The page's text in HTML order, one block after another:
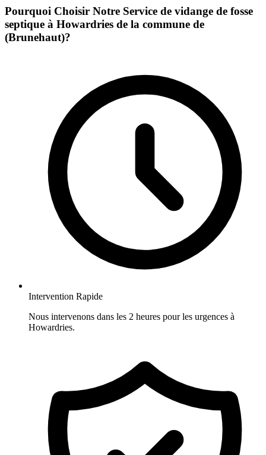
Pourquoi Choisir Notre Service de vidange de fosse
septique à Howardries de la commune de
(Brunehaut)?
Intervention Rapide
Nous intervenons dans les 2 heures pour les urgences à
Howardries.